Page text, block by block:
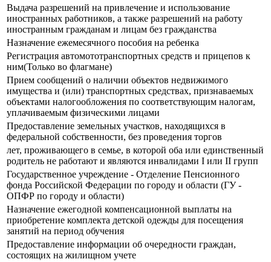
Выдача разрешений на привлечение и использование
иностранных работников, а также разрешений на работу
иностранным гражданам и лицам без гражданства
Назначение ежемесячного пособия на ребенка
Регистрация автомототранспортных средств и прицепов к
ним(Только во флагмане)
Прием сообщений о наличии объектов недвижимого
имущества и (или) транспортных средствах, признаваемых
объектами налогообложения по соответствующим налогам,
уплачиваемым физическими лицами
Предоставление земельных участков, находящихся в
федеральной собственности, без проведения торгов
лет, проживающего в семье, в которой оба или единственный
родитель не работают и являются инвалидами I или II групп
Государственное учреждение - Отделение Пенсионного
фонда Российской Федерации по городу и области (ГУ -
ОПФР по городу и области)
Назначение ежегодной компенсационной выплаты на
приобретение комплекта детской одежды для посещения
занятий на период обучения
Предоставление информации об очередности граждан,
состоящих на жилищном учете